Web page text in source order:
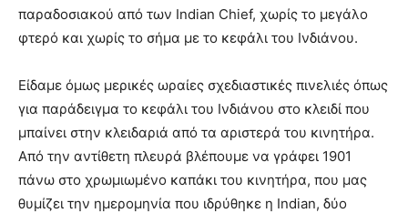
παραδοσιακού από των Indian Chief, χωρίς το μεγάλο
φτερό και χωρίς το σήμα με το κεφάλι του Ινδιάνου.
Είδαμε όμως μερικές ωραίες σχεδιαστικές πινελιές όπως
για παράδειγμα το κεφάλι του Ινδιάνου στο κλειδί που
μπαίνει στην κλειδαριά από τα αριστερά του κινητήρα.
Από την αντίθετη πλευρά βλέπουμε να γράφει 1901
πάνω στο χρωμιωμένο καπάκι του κινητήρα, που μας
θυμίζει την ημερομηνία που ιδρύθηκε η Indian, δύο